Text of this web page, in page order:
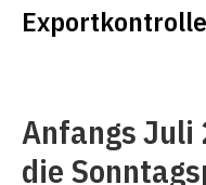
Anfangs Juli
die